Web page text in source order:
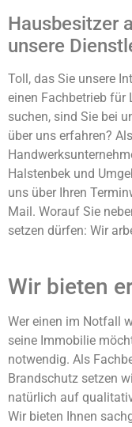
Hausbesitzer
unsere
Toll, das Sie unsere
einen Fachbetrieb für
suchen, sind Sie bei
über uns erfahren?
Halstenbek und
uns über Ihren
Mail. Worauf Sie
setzen dürfen: Wir
Wir bieten
Wer einen im Notfall
seine Immobilie
notwendig. Als
Brandschutz setzen
natürlich auf
Wir bieten Ihnen